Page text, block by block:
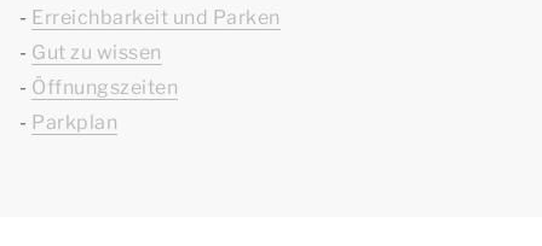
- Erreichbarkeit und Parken
- Gut zu wissen
- Öffnungszeiten
- Parkplan